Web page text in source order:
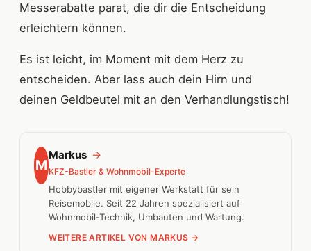
Messerabatte parat, die dir die Entscheidung
erleichtern können.
Es ist leicht, im Moment mit dem Herz zu
entscheiden. Aber lass auch dein Hirn und
deinen Geldbeutel mit an den Verhandlungstisch!
M
Markus →
KFZ-Bastler & Wohnmobil-Experte
Hobbybastler mit eigener Werkstatt für sein
Reisemobile. Seit 22 Jahren spezialisiert auf
Wohnmobil-Technik, Umbauten und Wartung.
WEITERE ARTIKEL VON MARKUS →